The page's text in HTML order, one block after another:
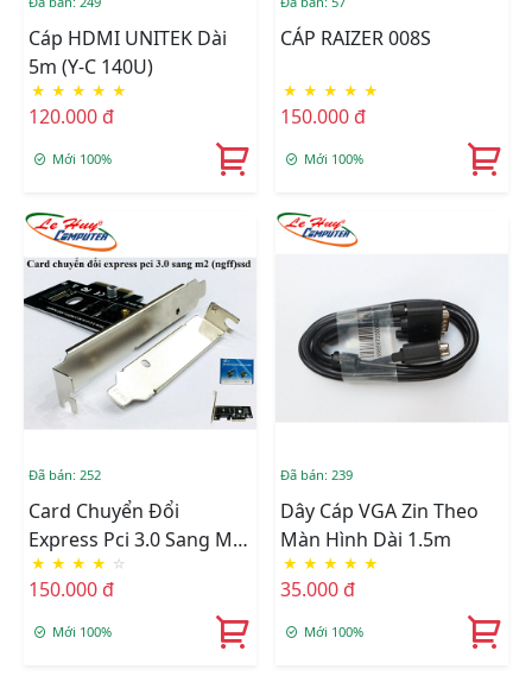
Cáp HDMI UNITEK Dài
5m (Y-C 140U)
★ ★ ★ ★ ★
120.000 đ
Mới 100%
CÁP RAIZER 008S
★ ★ ★ ★ ★
150.000 đ
Mới 100%
Đã bán: 252
Card Chuyển Đổi
Express Pci 3.0 Sang M2
(ngff) SSD
★ ★ ★ ★ ☆
150.000 đ
Mới 100%
Đã bán: 239
Dây Cáp VGA Zin Theo
Màn Hình Dài 1.5m
★ ★ ★ ★ ★
35.000 đ
Mới 100%